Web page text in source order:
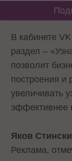
В кабинете
раздел –
позволит
построения и
увеличивать
эффективнее
Яков
Реклама,